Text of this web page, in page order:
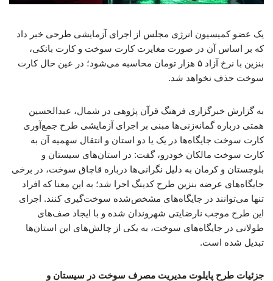
یک عضو کمیسیون انرژی مجلس از اجرای آزمایشی طرحی خبر داد
که بر اساس آن در صورت مغایرت کارت سوخت و کارت بانکی،
بنزین با نرخ آزاد ۵ هزار تومان محاسبه می‌شود؛ در عین حال کارت
سوخت حذف نخواهد شد.
به گزارش خبرگزاری فرهنگ قرآن پژوهی در شمال، عبدالحسین
همتی درباره گمانه‌زنی‌ها مبنی بر اجرای آزمایشی طرح جمع‌آوری
کارت سوخت جایگاه‌ها در یک یا دو استان و انتقال سهمیه آن به
کارت سوخت مالکان خودرو، گفت: در استان‌های سیستان و
بلوچستان و کرمان به دلیل نگرانی‌ها درباره قاچاق سوخت، در برخی
جایگاه‌های عرضه بنزین طرح کدینگ اجرا شد؛ به این معنا که افراد
تنها می‌توانند در جایگاه‌های مشخص‌شده سوخت‌گیری کنند. اجرای
این طرح موجب نارضایتی شهروندان شده و با ایجاد صف‌های
طولانی در جایگاه‌های سوخت، به یکی از چالش‌های این استان‌ها
تبدیل شده است.
جزئیات طرح پایلوت مدیریت مصرف سوخت در سیستان و